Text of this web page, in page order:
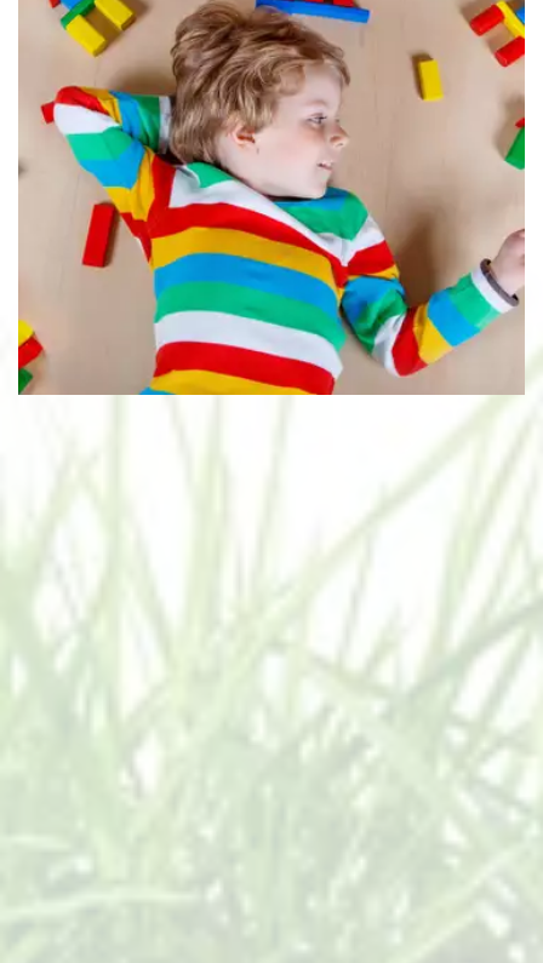
Интенсив
Интенсивный формат работы чаще всего нужен для
решения отдельных задач в ограниченном количестве,
поведением, дать толчок развитию или запуску речи,
поработать с пищевым поведением и т.д. Мы не берем
на интенсив полноразмерные програмы в виду
ограниченного времени и сложности работы для
ребенка в том числе, даже не смотря на органичный и
максимально комфортный режим, который мы
стараемся обеспечить, дети все равно устают.
Интенсив включает в себя индивидуальные занятия,
консультацию, тестирование (вместе с началом занятий
определяем уровень навыков, важных для текущих
целей интенсива, по окончании отмечаем уровень тех
же навыков, выдаем вместе с дальнейшими
рекомендациями/ при необходимости составленной